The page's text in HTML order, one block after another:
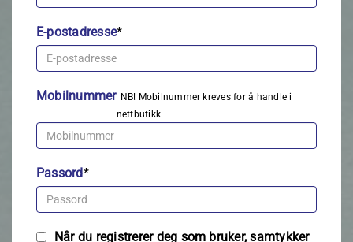
E-postadresse*
Mobilnummer NB! Mobilnummer kreves for å handle i
nettbutikk
Passord*
Når du registrerer deg som bruker, samtykker